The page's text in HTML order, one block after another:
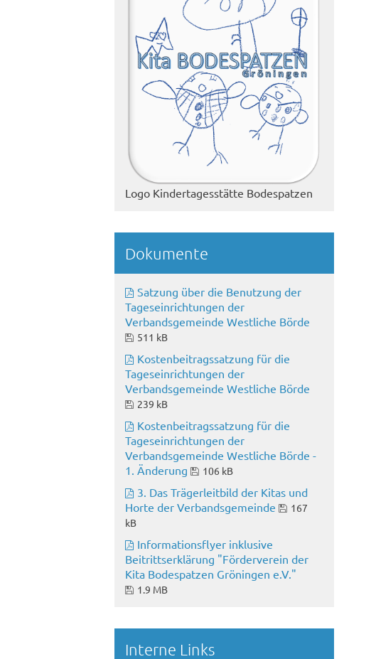
Logo Kindertagesstätte Bodespatzen
Dokumente
Satzung über die Benutzung der
Tageseinrichtungen der
Verbandsgemeinde Westliche Börde
511 kB
Kostenbeitragssatzung für die
Tageseinrichtungen der
Verbandsgemeinde Westliche Börde
239 kB
Kostenbeitragssatzung für die
Tageseinrichtungen der
Verbandsgemeinde Westliche Börde -
1. Änderung
106 kB
3. Das Trägerleitbild der Kitas und
Horte der Verbandsgemeinde
167
kB
Informationsflyer inklusive
Beitrittserklärung "Förderverein der
Kita Bodespatzen Gröningen e.V."
1.9 MB
Interne Links